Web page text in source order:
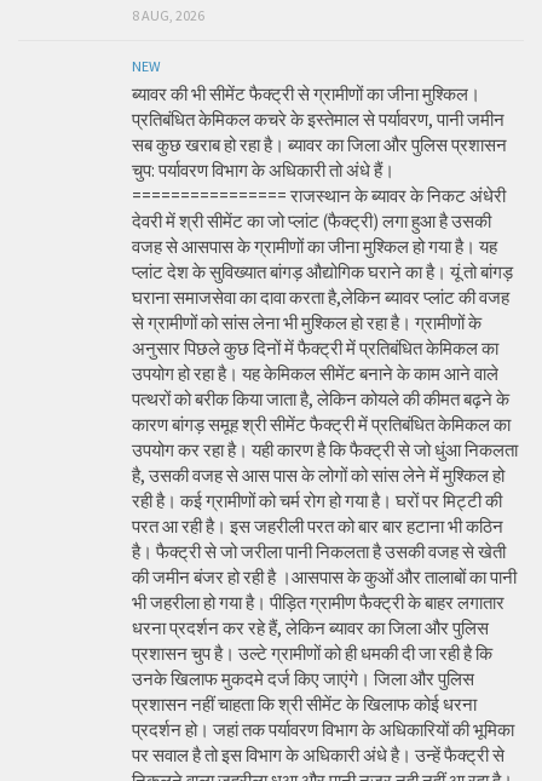
8 AUG, 2026
NEW
ब्यावर की भी सीमेंट फैक्ट्री से ग्रामीणों का जीना मुश्किल।
प्रतिबंधित केमिकल कचरे के इस्तेमाल से पर्यावरण, पानी जमीन
सब कुछ खराब हो रहा है। ब्यावर का जिला और पुलिस प्रशासन
चुप: पर्यावरण विभाग के अधिकारी तो अंधे हैं।
================ राजस्थान के ब्यावर के निकट अंधेरी
देवरी में श्री सीमेंट का जो प्लांट (फैक्ट्री) लगा हुआ है उसकी
वजह से आसपास के ग्रामीणों का जीना मुश्किल हो गया है। यह
प्लांट देश के सुविख्यात बांगड़ औद्योगिक घराने का है। यूं तो बांगड़
घराना समाजसेवा का दावा करता है,लेकिन ब्यावर प्लांट की वजह
से ग्रामीणों को सांस लेना भी मुश्किल हो रहा है। ग्रामीणों के
अनुसार पिछले कुछ दिनों में फैक्ट्री में प्रतिबंधित केमिकल का
उपयोग हो रहा है। यह केमिकल सीमेंट बनाने के काम आने वाले
पत्थरों को बरीक किया जाता है, लेकिन कोयले की कीमत बढ़ने के
कारण बांगड़ समूह श्री सीमेंट फैक्ट्री में प्रतिबंधित केमिकल का
उपयोग कर रहा है। यही कारण है कि फैक्ट्री से जो धुंआ निकलता
है, उसकी वजह से आस पास के लोगों को सांस लेने में मुश्किल हो
रही है। कई ग्रामीणों को चर्म रोग हो गया है। घरों पर मिट्टी की
परत आ रही है। इस जहरीली परत को बार बार हटाना भी कठिन
है। फैक्ट्री से जो जरीला पानी निकलता है उसकी वजह से खेती
की जमीन बंजर हो रही है ।आसपास के कुओं और तालाबों का पानी
भी जहरीला हो गया है। पीड़ित ग्रामीण फैक्ट्री के बाहर लगातार
धरना प्रदर्शन कर रहे हैं, लेकिन ब्यावर का जिला और पुलिस
प्रशासन चुप है। उल्टे ग्रामीणों को ही धमकी दी जा रही है कि
उनके खिलाफ मुकदमे दर्ज किए जाएंगे। जिला और पुलिस
प्रशासन नहीं चाहता कि श्री सीमेंट के खिलाफ कोई धरना
प्रदर्शन हो। जहां तक पर्यावरण विभाग के अधिकारियों की भूमिका
पर सवाल है तो इस विभाग के अधिकारी अंधे है। उन्हें फैक्ट्री से